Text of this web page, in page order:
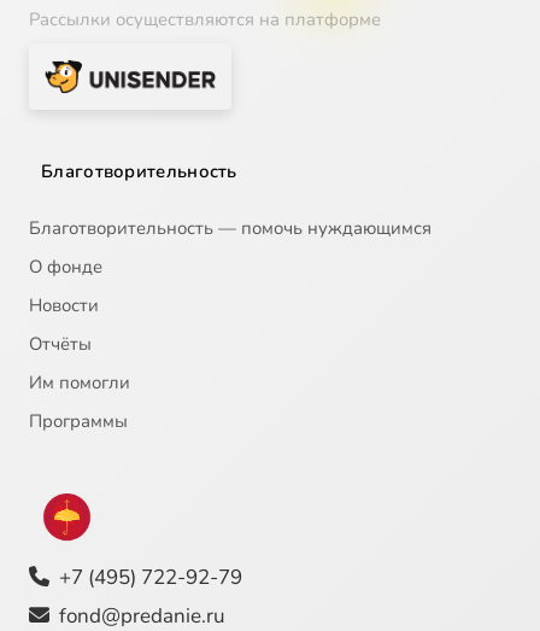
Рассылки осуществляются на платформе
Благотворительность
Благотворительность — помочь нуждающимся
О фонде
Новости
Отчёты
Им помогли
Программы
+7 (495) 722-92-79
fond@predanie.ru